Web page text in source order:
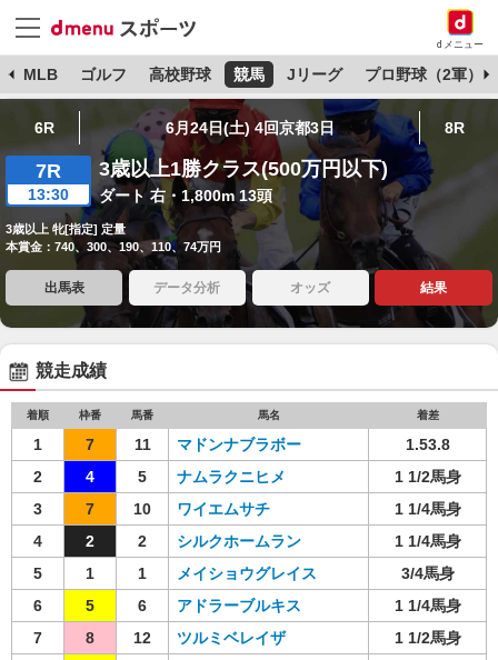
dメニュー
MLB ゴルフ 高校野球 競馬 Jリーグ プロ野球（2軍）
6R 6月24日(土) 4回京都3日 8R
7R
13:30
3歳以上1勝クラス(500万円以下)
ダート 右・1,800m 13頭
3歳以上 牝[指定] 定量
本賞金：740、300、190、110、74万円
出馬表 データ分析 オッズ 結果
競走成績
着順 枠番 馬番 馬名 着差
1 7 11 マドンナブラボー
1.53.8
2
4 5 ナムラクニヒメ
1 1/2馬身
3
7 10 ワイエムサチ
1 1/4馬身
4
2 2 シルクホームラン
1 1/4馬身
5
1 1 メイショウグレイス
3/4馬身
6
5 6 アドラーブルキス
1 1/4馬身
7
8 12 ツルミベレイザ
1 1/2馬身